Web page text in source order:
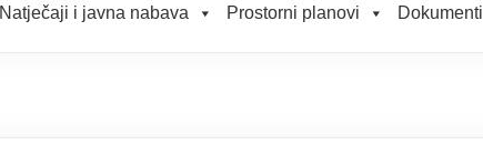
Natječaji i javna nabava Prostorni planovi Dokumenti